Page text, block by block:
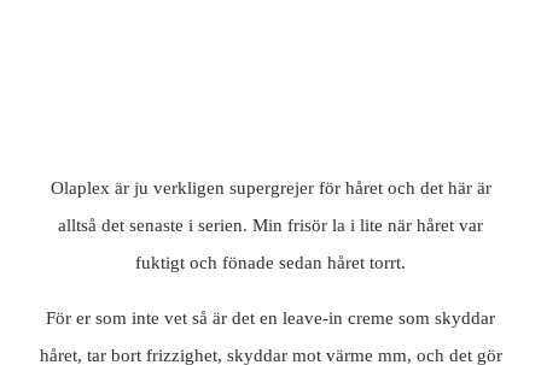
Olaplex är ju verkligen supergrejer för håret och det här är
alltså det senaste i serien. Min frisör la i lite när håret var
fuktigt och fönade sedan håret torrt.
För er som inte vet så är det en leave-in creme som skyddar
håret, tar bort frizzighet, skyddar mot värme mm, och det gör